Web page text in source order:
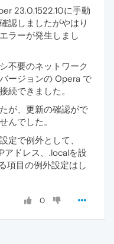
23.0.1522.10に手動
認しましたがやはり
ラーが発生しまし
不要のネットワーク
ージョンの Opera で
続できました。
が、更新の確認がで
んでした。
定で例外として、
アドレス、.localを設
項目の例外設定はし
0